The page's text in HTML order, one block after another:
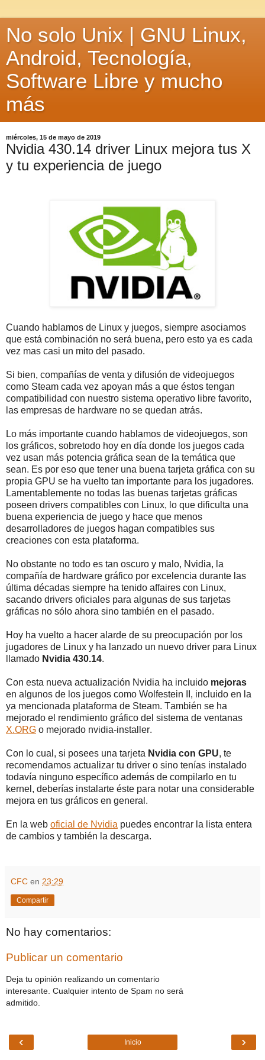
No solo Unix | GNU Linux,
Android, Tecnología,
Software Libre y mucho
más
miércoles, 15 de mayo de 2019
Nvidia 430.14 driver Linux mejora tus X
y tu experiencia de juego
Cuando hablamos de Linux y juegos, siempre asociamos
que está combinación no será buena, pero esto ya es cada
vez mas casi un mito del pasado.
Si bien, compañías de venta y difusión de videojuegos
como Steam cada vez apoyan más a que éstos tengan
compatibilidad con nuestro sistema operativo libre favorito,
las empresas de hardware no se quedan atrás.
Lo más importante cuando hablamos de videojuegos, son
los gráficos, sobretodo hoy en día donde los juegos cada
vez usan más potencia gráfica sean de la temática que
sean. Es por eso que tener una buena tarjeta gráfica con su
propia GPU se ha vuelto tan importante para los jugadores.
Lamentablemente no todas las buenas tarjetas gráficas
poseen drivers compatibles con Linux, lo que dificulta una
buena experiencia de juego y hace que menos
desarrolladores de juegos hagan compatibles sus
creaciones con esta plataforma.
No obstante no todo es tan oscuro y malo, Nvidia, la
compañía de hardware gráfico por excelencia durante las
última décadas siempre ha tenido affaires con Linux,
sacando drivers oficiales para algunas de sus tarjetas
gráficas no sólo ahora sino también en el pasado.
Hoy ha vuelto a hacer alarde de su preocupación por los
jugadores de Linux y ha lanzado un nuevo driver para Linux
llamado Nvidia 430.14.
Con esta nueva actualización Nvidia ha incluido mejoras
en algunos de los juegos como Wolfestein II, incluido en la
ya mencionada plataforma de Steam. También se ha
mejorado el rendimiento gráfico del sistema de ventanas
X.ORG o mejorado nvidia-installer.
Con lo cual, si posees una tarjeta Nvidia con GPU, te
recomendamos actualizar tu driver o sino tenías instalado
todavía ninguno específico además de compilarlo en tu
kernel, deberías instalarte éste para notar una considerable
mejora en tus gráficos en general.
En la web oficial de Nvidia puedes encontrar la lista entera
de cambios y también la descarga.
CFC en 23:29
Compartir
No hay comentarios:
Publicar un comentario
Deja tu opinión realizando un comentario
interesante. Cualquier intento de Spam no será
admitido.
‹ ›
Inicio